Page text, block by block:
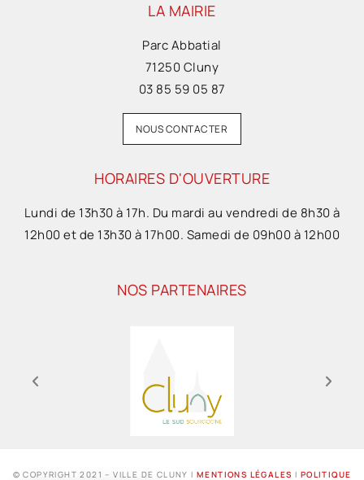
LA MAIRIE
Parc Abbatial
71250 Cluny
03 85 59 05 87
NOUS CONTACTER
HORAIRES D'OUVERTURE
Lundi de 13h30 à 17h. Du mardi au vendredi de 8h30 à
12h00 et de 13h30 à 17h00. Samedi de 09h00 à 12h00
NOS PARTENAIRES
© COPYRIGHT 2021 – VILLE DE CLUNY IMENTIONS LÉGALES I POLITIQUE